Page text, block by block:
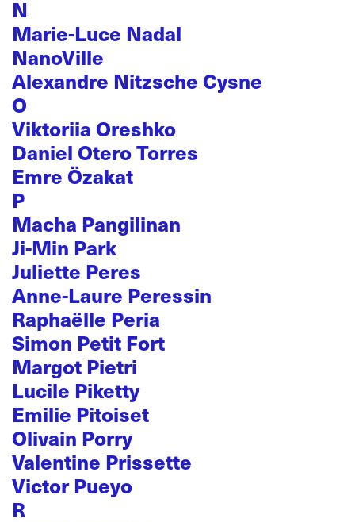
N
Marie-Luce Nadal
NanoVille
Alexandre Nitzsche Cysne
O
Viktoriia Oreshko
Daniel Otero Torres
Emre Özakat
P
Macha Pangilinan
Ji-Min Park
Juliette Peres
Anne-Laure Peressin
Raphaëlle Peria
Simon Petit Fort
Margot Pietri
Lucile Piketty
Emilie Pitoiset
Olivain Porry
Valentine Prissette
Victor Pueyo
R